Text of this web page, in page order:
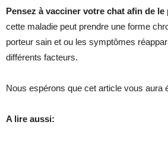
Pensez à vacciner votre chat afin de le
cette maladie peut prendre une forme
porteur sain et ou les symptômes
différents facteurs.
Nous espérons que cet article vous aura
A lire aussi: